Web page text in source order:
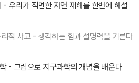
- 우리가 직면한 자연 재해를 한번에 해설
적 사고 - 생각하는 힘과 설명력을 기른다
- 그림으로 지구과학의 개념을 배운다